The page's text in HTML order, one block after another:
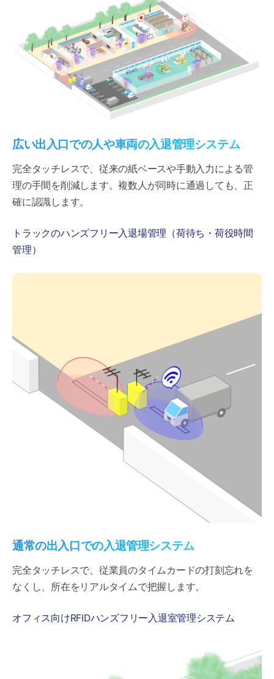
広い出入口での人や車両の入退管理システム
完全タッチレスで、従来の紙ベースや手動入力による管
理の手間を削減します。複数人が同時に通過しても、正
確に認識します。
トラックのハンズフリー入退場管理（荷待ち・荷役時間
管理）
通常の出入口での入退管理システム
完全タッチレスで、従業員のタイムカードの打刻忘れを
なくし、所在をリアルタイムで把握します。
オフィス向けRFIDハンズフリー入退室管理システム